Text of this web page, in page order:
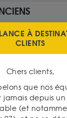
DES
PRIX
À
CLIENTS
Chers clients,
que nos
depuis
(et